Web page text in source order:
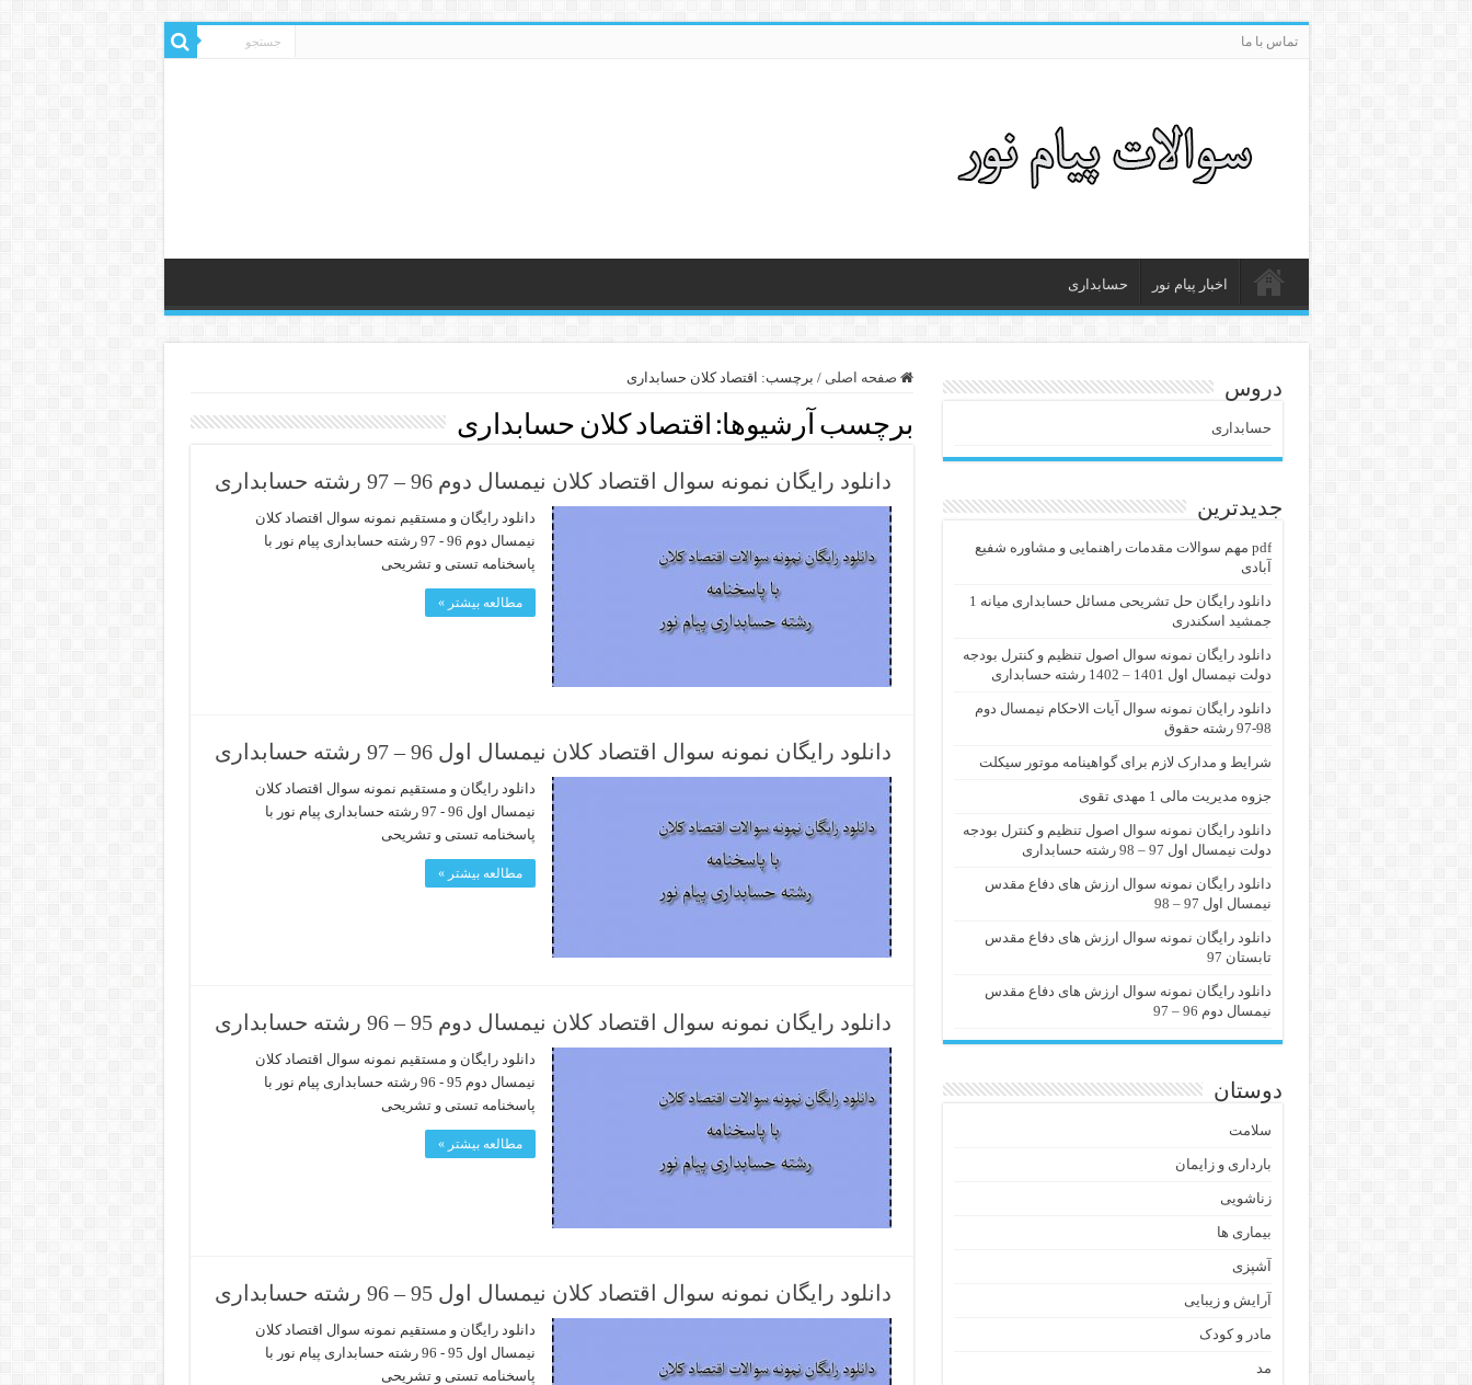
تماس با ما
اخبار پیام نور حسابداری
صفحه اصلی / برچسب: اقتصاد کلان حسابداری
برچسب آرشیوها: اقتصاد کلان حسابداری
دانلود رایگان نمونه سوال اقتصاد کلان نیمسال دوم 96 – 97 رشته حسابداری
دانلود رایگان و مستقیم نمونه سوال اقتصاد کلان
نیمسال دوم 96 - 97 رشته حسابداری پیام نور با
پاسخنامه تستی و تشریحی
مطالعه بیشتر »
دانلود رایگان نمونه سوال اقتصاد کلان نیمسال اول 96 – 97 رشته حسابداری
دانلود رایگان و مستقیم نمونه سوال اقتصاد کلان
نیمسال اول 96 - 97 رشته حسابداری پیام نور با
پاسخنامه تستی و تشریحی
مطالعه بیشتر »
دانلود رایگان نمونه سوال اقتصاد کلان نیمسال دوم 95 – 96 رشته حسابداری
دانلود رایگان و مستقیم نمونه سوال اقتصاد کلان
نیمسال دوم 95 - 96 رشته حسابداری پیام نور با
پاسخنامه تستی و تشریحی
مطالعه بیشتر »
دانلود رایگان نمونه سوال اقتصاد کلان نیمسال اول 95 – 96 رشته حسابداری
دانلود رایگان و مستقیم نمونه سوال اقتصاد کلان
نیمسال اول 95 - 96 رشته حسابداری پیام نور با
پاسخنامه تستی و تشریحی
دروس
حسابداری
جدیدترین
pdf مهم سوالات مقدمات راهنمایی و مشاوره شفیع
آبادی
دانلود رایگان حل تشریحی مسائل حسابداری میانه 1
جمشید اسکندری
دانلود رایگان نمونه سوال اصول تنظیم و کنترل بودجه
دولت نیمسال اول 1401 – 1402 رشته حسابداری
دانلود رایگان نمونه سوال آیات الاحکام نیمسال دوم
98-97 رشته حقوق
شرایط و مدارک لازم برای گواهینامه موتور سیکلت
جزوه مدیریت مالی 1 مهدی تقوی
دانلود رایگان نمونه سوال اصول تنظیم و کنترل بودجه
دولت نیمسال اول 97 – 98 رشته حسابداری
دانلود رایگان نمونه سوال ارزش های دفاع مقدس
نیمسال اول 97 – 98
دانلود رایگان نمونه سوال ارزش های دفاع مقدس
تابستان 97
دانلود رایگان نمونه سوال ارزش های دفاع مقدس
نیمسال دوم 96 – 97
دوستان
سلامت
بارداری و زایمان
زناشویی
بیماری ها
آشپزی
آرایش و زیبایی
مادر و کودک
مد